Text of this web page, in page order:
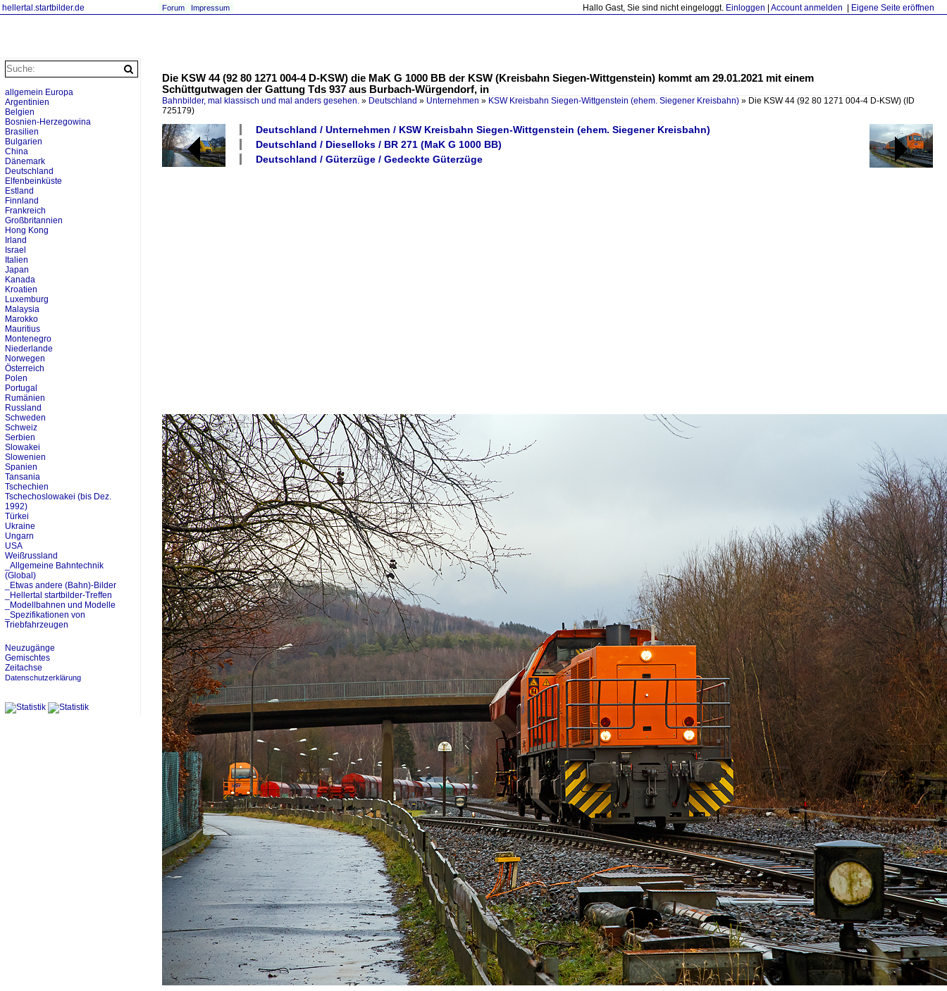
hellertal.startbilder.de Hallo Gast, Sie sind nicht eingeloggt. Einloggen Account anmelden Eigene Seite eröffnen
Forum Impressum
Die KSW 44 (92 80 1271 004-4 D-KSW) die MaK G 1000 BB der KSW (Kreisbahn Siegen-Wittgenstein) kommt am 29.01.2021 mit einem
Schüttgutwagen der Gattung Tds 937 aus Burbach-Würgendorf, in
Bahnbilder, mal klassisch und mal anders gesehen. » Deutschland » Unternehmen » KSW Kreisbahn Siegen-Wittgenstein (ehem. Siegener Kreisbahn) » Die KSW 44 (92 80 1271 004-4 D-KSW) (ID
725179)
Deutschland / Unternehmen / KSW Kreisbahn Siegen-Wittgenstein (ehem. Siegener Kreisbahn)
Deutschland / Dieselloks / BR 271 (MaK G 1000 BB)
Deutschland / Güterzüge / Gedeckte Güterzüge
allgemein Europa
Argentinien
Belgien
Bosnien-Herzegowina
Brasilien
Bulgarien
China
Dänemark
Deutschland
Elfenbeinküste
Estland
Finnland
Frankreich
Großbritannien
Hong Kong
Irland
Israel
Italien
Japan
Kanada
Kroatien
Luxemburg
Malaysia
Marokko
Mauritius
Montenegro
Niederlande
Norwegen
Österreich
Polen
Portugal
Rumänien
Russland
Schweden
Schweiz
Serbien
Slowakei
Slowenien
Spanien
Tansania
Tschechien
Tschechoslowakei (bis Dez.
1992)
Türkei
Ukraine
Ungarn
USA
Weißrussland
_Allgemeine Bahntechnik
(Global)
_Etwas andere (Bahn)-Bilder
_Hellertal startbilder-Treffen
_Modellbahnen und Modelle
_Spezifikationen von
Triebfahrzeugen
Neuzugänge
Gemischtes
Zeitachse
Datenschutzerklärung